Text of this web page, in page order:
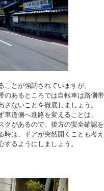
とが強調されていますが、
のあるところでは自転車は路側
ないことを徹底しましょう。
道側へ進路を変えることは、
クがあるので、後方の安全確認
時は、ドアが突然開くことも考
るようにしましょう。